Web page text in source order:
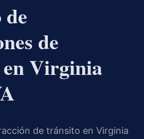
de
Virginia
de tránsito en Virginia